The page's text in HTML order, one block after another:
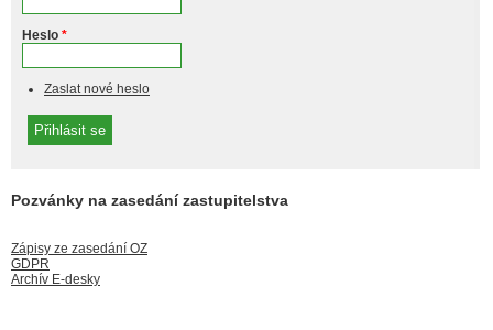
Heslo *
Zaslat nové heslo
Pozvánky na zasedání zastupitelstva
Zápisy ze zasedání OZ
GDPR
Archív E-desky